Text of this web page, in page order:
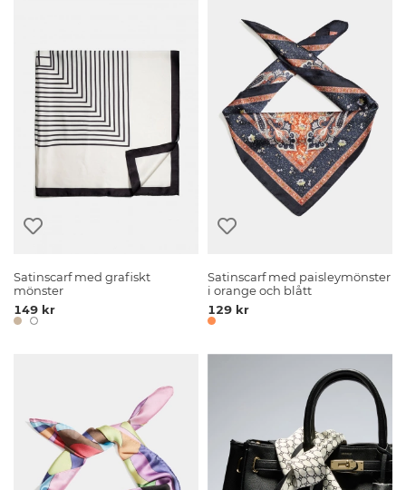
Satinscarf med grafiskt
mönster
149 kr
Satinscarf med paisleymönster
i orange och blått
129 kr